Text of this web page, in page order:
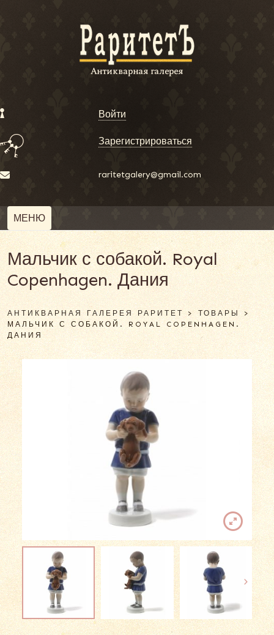
Войти
Зарегистрироваться
raritetgalery@gmail.com
МЕНЮ
Мальчик с собакой. Royal
Copenhagen. Дания
АНТИКВАРНАЯ ГАЛЕРЕЯ РАРИТЕТ > ТОВАРЫ >
МАЛЬЧИК С СОБАКОЙ. ROYAL COPENHAGEN.
ДАНИЯ